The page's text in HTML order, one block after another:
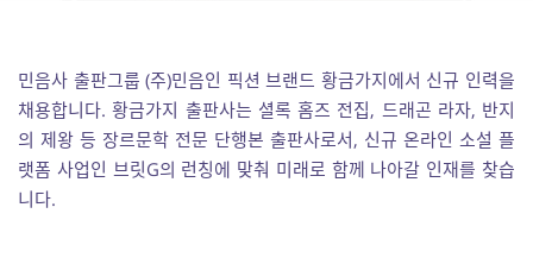
민음사 출판그룹 (주)민음인 픽션 브랜드 황금가지에서 신규 인력을
채용합니다. 황금가지 출판사는 셜록 홈즈 전집, 드래곤 라자, 반지
의 제왕 등 장르문학 전문 단행본 출판사로서, 신규 온라인 소설 플
랫폼 사업인 브릿G의 런칭에 맞춰 미래로 함께 나아갈 인재를 찾습
니다.